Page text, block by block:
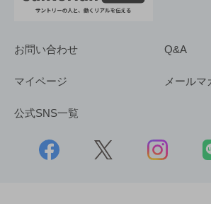
お問い合わせ Q&A
マイページ メールマ
公式SNS一覧